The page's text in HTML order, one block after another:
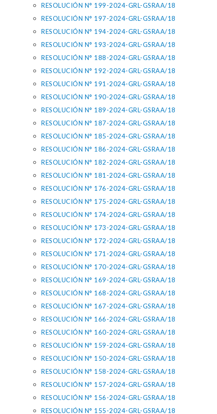
RESOLUCIÓN N° 199-2024-GRL-GSRAA/18
RESOLUCIÓN N° 197-2024-GRL-GSRAA/18
RESOLUCIÓN N° 194-2024-GRL-GSRAA/18
RESOLUCIÓN N° 193-2024-GRL-GSRAA/18
RESOLUCIÓN N° 188-2024-GRL-GSRAA/18
RESOLUCIÓN N° 192-2024-GRL-GSRAA/18
RESOLUCIÓN N° 191-2024-GRL-GSRAA/18
RESOLUCIÓN N° 190-2024-GRL-GSRAA/18
RESOLUCIÓN N° 189-2024-GRL-GSRAA/18
RESOLUCIÓN N° 187-2024-GRL-GSRAA/18
RESOLUCIÓN N° 185-2024-GRL-GSRAA/18
RESOLUCIÓN N° 186-2024-GRL-GSRAA/18
RESOLUCIÓN N° 182-2024-GRL-GSRAA/18
RESOLUCIÓN N° 181-2024-GRL-GSRAA/18
RESOLUCIÓN N° 176-2024-GRL-GSRAA/18
RESOLUCIÓN N° 175-2024-GRL-GSRAA/18
RESOLUCIÓN N° 174-2024-GRL-GSRAA/18
RESOLUCIÓN N° 173-2024-GRL-GSRAA/18
RESOLUCIÓN N° 172-2024-GRL-GSRAA/18
RESOLUCIÓN N° 171-2024-GRL-GSRAA/18
RESOLUCIÓN N° 170-2024-GRL-GSRAA/18
RESOLUCIÓN N° 169-2024-GRL-GSRAA/18
RESOLUCIÓN N° 168-2024-GRL-GSRAA/18
RESOLUCIÓN N° 167-2024-GRL-GSRAA/18
RESOLUCIÓN N° 166-2024-GRL-GSRAA/18
RESOLUCIÓN N° 160-2024-GRL-GSRAA/18
RESOLUCIÓN N° 159-2024-GRL-GSRAA/18
RESOLUCIÓN N° 150-2024-GRL-GSRAA/18
RESOLUCIÓN N° 158-2024-GRL-GSRAA/18
RESOLUCIÓN N° 157-2024-GRL-GSRAA/18
RESOLUCIÓN N° 156-2024-GRL-GSRAA/18
RESOLUCIÓN N° 155-2024-GRL-GSRAA/18